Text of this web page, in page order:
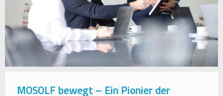
MOSOLF bewegt – Ein Pionier der